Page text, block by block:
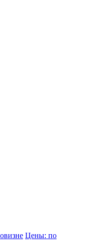
Цены: по